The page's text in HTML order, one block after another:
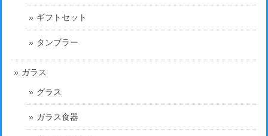
ギフトセット
タンブラー
ガラス
グラス
ガラス食器